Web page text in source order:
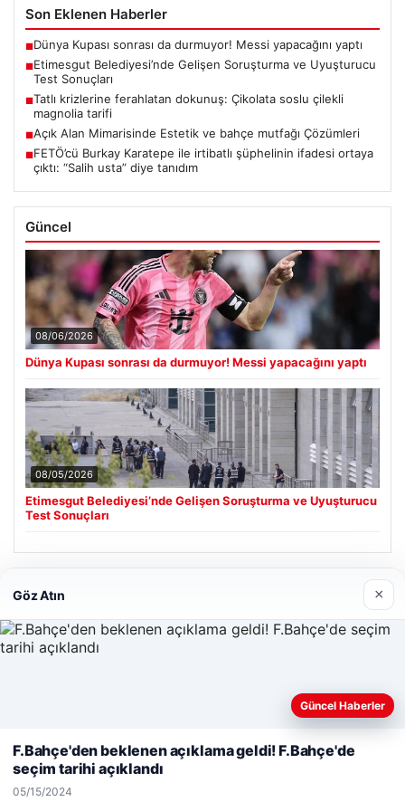
Son Eklenen Haberler
■Dünya Kupası sonrası da durmuyor! Messi yapacağını yaptı
■Etimesgut Belediyesi’nde Gelişen Soruşturma ve Uyuşturucu
Test Sonuçları
■Tatlı krizlerine ferahlatan dokunuş: Çikolata soslu çilekli
magnolia tarifi
■Açık Alan Mimarisinde Estetik ve bahçe mutfağı Çözümleri
■FETÖ’cü Burkay Karatepe ile irtibatlı şüphelinin ifadesi ortaya
çıktı: “Salih usta” diye tanıdım
Güncel
08/06/2026
Dünya Kupası sonrası da durmuyor! Messi yapacağını yaptı
08/05/2026
Etimesgut Belediyesi’nde Gelişen Soruşturma ve Uyuşturucu
Test Sonuçları
Son Eklenen Firmalar
Web sitemizi nasıl kullandığınızı daha iyi anlayabilmek,
kullanıyoruz.Çerez Politikamız
Reddet
Göz Atın ×
Güncel Haberler
F.Bahçe'den beklenen açıklama geldi! F.Bahçe'de
seçim tarihi açıklandı
05/15/2024